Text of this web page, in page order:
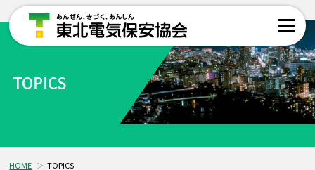
TOPICS
HOME TOPICS